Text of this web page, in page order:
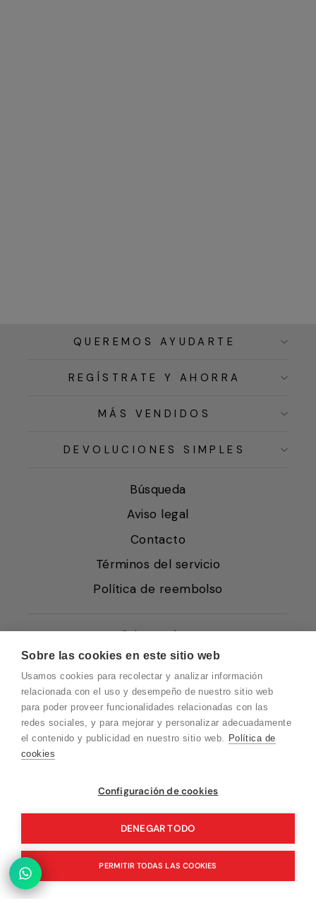
Sobre las cookies en este sitio web
Usamos cookies para recolectar y analizar información
relacionada con el uso y desempeño de nuestro sitio web
para poder proveer funcionalidades relacionadas con las
redes sociales, y para mejorar y personalizar adecuadamente
el contenido y publicidad en nuestro sitio web. Política de
cookies
Configuración de cookies
DENEGAR TODO
PERMITIR TODAS LAS COOKIES
QUEREMOS AYUDARTE
REGÍSTRATE Y AHORRA
MÁS VENDIDOS
DEVOLUCIONES SIMPLES
Búsqueda
Aviso legal
Contacto
Términos del servicio
Política de reembolso
Condiciones de Venta
Quiénes somos
Política de Cookies
Protección de Datos
Blog EN
Blog DE
Blog IT
Vuelvo en un momento. Recuerda que
nuestro horario de atención al cliente es de